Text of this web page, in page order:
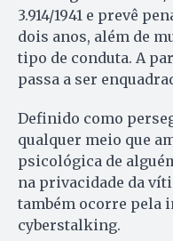
3.914/1941 e prevê
dois anos, além de
tipo de conduta. A
passa a ser
Definido como
qualquer meio que
psicológica de
na privacidade da
também ocorre pela
cyberstalking.